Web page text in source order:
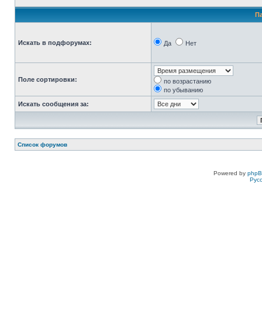
Искать в подфорумах: Да Нет
Поле сортировки:
по возрастанию
по убыванию
Искать сообщения за:
Список форумов
Powered by